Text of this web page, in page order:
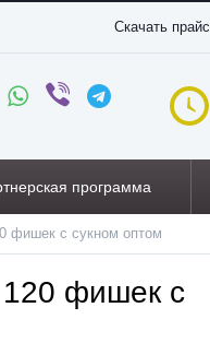
Скачать прайс
программа
фишек с сукном оптом
120 фишек с